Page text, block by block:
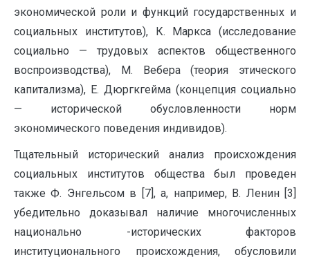
экономической роли и функций государственных и
социальных институтов), К. Маркса (исследование
социально — трудовых аспектов общественного
воспроизводства), М. Вебера (теория этического
капитализма), Е. Дюргкгейма (концепция социально
— исторической обусловленности норм
экономического поведения индивидов).
Тщательный исторический анализ происхождения
социальных институтов общества был проведен
также Ф. Энгельсом в [7], а, например, В. Ленин [3]
убедительно доказывал наличие многочисленных
национально -исторических факторов
институционального происхождения, обусловили